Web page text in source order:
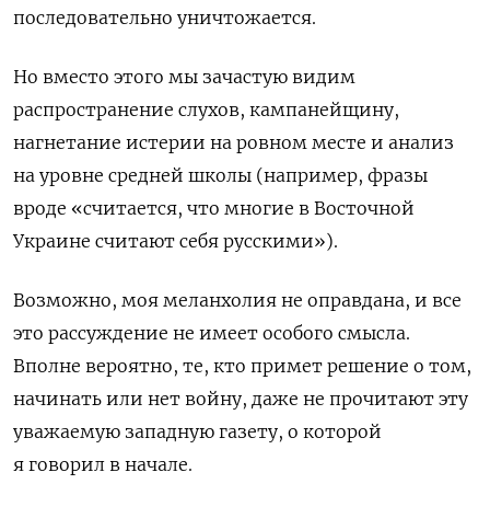
последовательно уничтожается.
Но вместо этого мы зачастую видим
распространение слухов, кампанейщину,
нагнетание истерии на ровном месте и анализ
на уровне средней школы (например, фразы
вроде «считается, что многие в Восточной
Украине считают себя русскими»).
Возможно, моя меланхолия не оправдана, и все
это рассуждение не имеет особого смысла.
Вполне вероятно, те, кто примет решение о том,
начинать или нет войну, даже не прочитают эту
уважаемую западную газету, о которой
я говорил в начале.